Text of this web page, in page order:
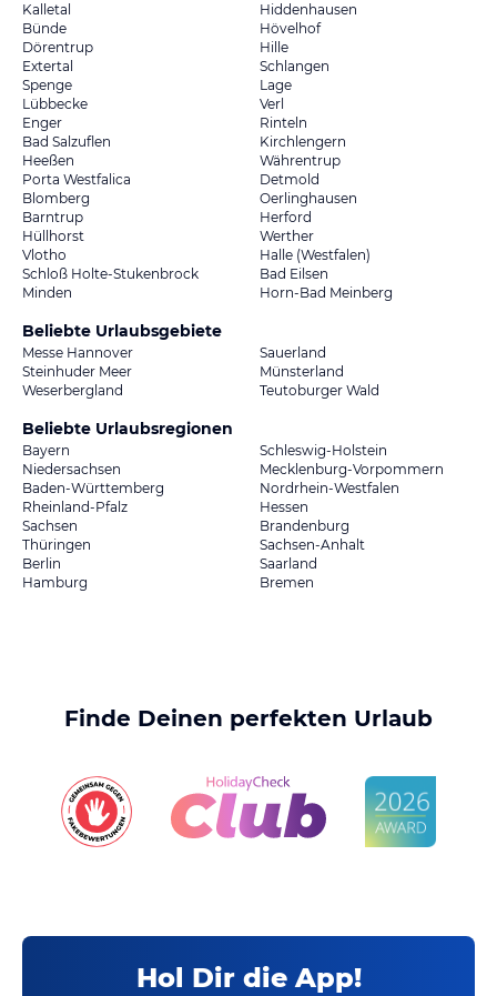
Kalletal
Hiddenhausen
Bünde
Hövelhof
Dörentrup
Hille
Extertal
Schlangen
Spenge
Lage
Lübbecke
Verl
Enger
Rinteln
Bad Salzuflen
Kirchlengern
Heeßen
Währentrup
Porta Westfalica
Detmold
Blomberg
Oerlinghausen
Barntrup
Herford
Hüllhorst
Werther
Vlotho
Halle (Westfalen)
Schloß Holte-Stukenbrock
Bad Eilsen
Minden
Horn-Bad Meinberg
Beliebte Urlaubsgebiete
Messe Hannover
Sauerland
Steinhuder Meer
Münsterland
Weserbergland
Teutoburger Wald
Beliebte Urlaubsregionen
Bayern
Schleswig-Holstein
Niedersachsen
Mecklenburg-Vorpommern
Baden-Württemberg
Nordrhein-Westfalen
Rheinland-Pfalz
Hessen
Sachsen
Brandenburg
Thüringen
Sachsen-Anhalt
Berlin
Saarland
Hamburg
Bremen
Finde Deinen perfekten Urlaub
Hol Dir die App!